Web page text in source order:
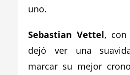
uno.
Sebastian Vettel,
dejó ver una
marcar su mejor